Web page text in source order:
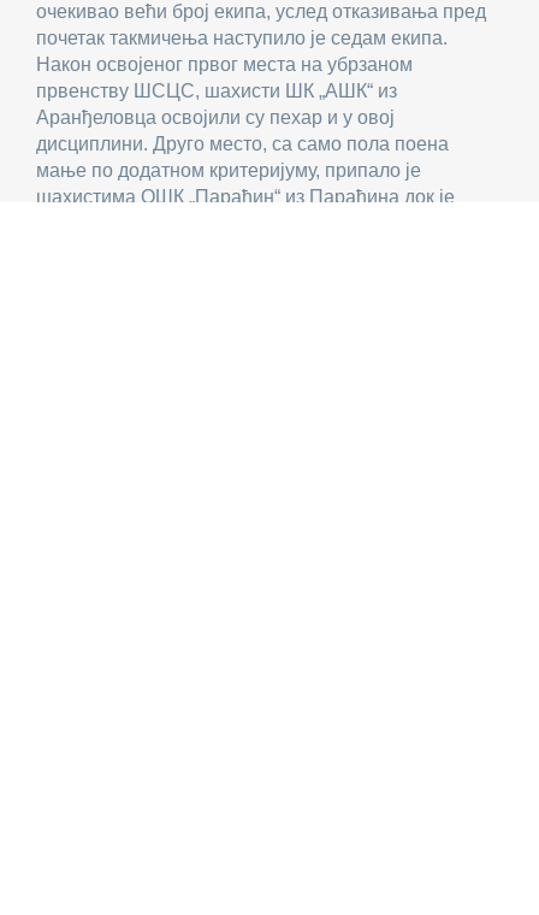
очекивао већи број екипа, услед отказивања пред
почетак такмичења наступило је седам екипа.
Након освојеног првог места на убрзаном
првенству ШСЦС, шахисти ШК „АШК“ из
Аранђеловца освојили су пехар и у овој
дисциплини. Друго место, са само пола поена
мање по додатном критеријуму, припало је
шахистима ОШК „Параћин“ из Параћина док је